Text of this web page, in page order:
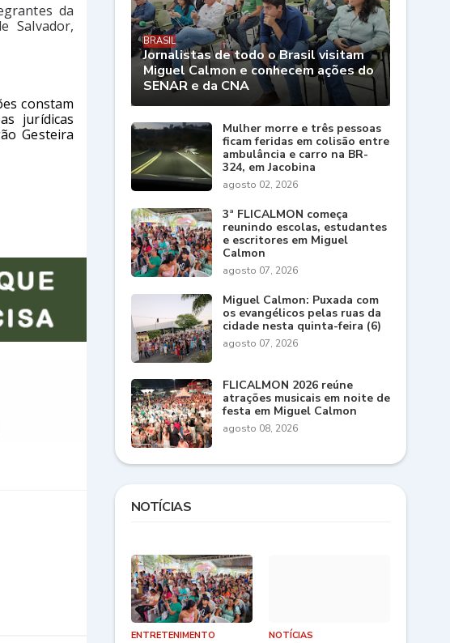
da
Salvador,
constam
jurídicas
Gesteira
BRASIL
Jornalistas de todo o Brasil visitam
Miguel Calmon e conhecem ações do
SENAR e da CNA
Mulher morre e três pessoas
ficam feridas em colisão entre
ambulância e carro na BR-
324, em Jacobina
agosto 02, 2026
3ª FLICALMON começa
reunindo escolas, estudantes
e escritores em Miguel
Calmon
agosto 07, 2026
Miguel Calmon: Puxada com
os evangélicos pelas ruas da
cidade nesta quinta-feira (6)
agosto 07, 2026
FLICALMON 2026 reúne
atrações musicais em noite de
festa em Miguel Calmon
agosto 08, 2026
NOTÍCIAS
ENTRETENIMENTO NOTÍCIAS